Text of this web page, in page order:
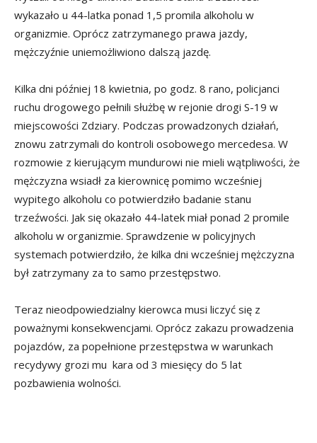
wykazało u 44-latka ponad 1,5 promila alkoholu w
organizmie. Oprócz zatrzymanego prawa jazdy,
mężczyźnie uniemożliwiono dalszą jazdę.
Kilka dni później 18 kwietnia, po godz. 8 rano, policjanci
ruchu drogowego pełnili służbę w rejonie drogi S-19 w
miejscowości Zdziary. Podczas prowadzonych działań,
znowu zatrzymali do kontroli osobowego mercedesa. W
rozmowie z kierującym mundurowi nie mieli wątpliwości, że
mężczyzna wsiadł za kierownicę pomimo wcześniej
wypitego alkoholu co potwierdziło badanie stanu
trzeźwości. Jak się okazało 44-latek miał ponad 2 promile
alkoholu w organizmie. Sprawdzenie w policyjnych
systemach potwierdziło, że kilka dni wcześniej mężczyzna
był zatrzymany za to samo przestępstwo.
Teraz nieodpowiedzialny kierowca musi liczyć się z
poważnymi konsekwencjami. Oprócz zakazu prowadzenia
pojazdów, za popełnione przestępstwa w warunkach
recydywy grozi mu kara od 3 miesięcy do 5 lat
pozbawienia wolności.